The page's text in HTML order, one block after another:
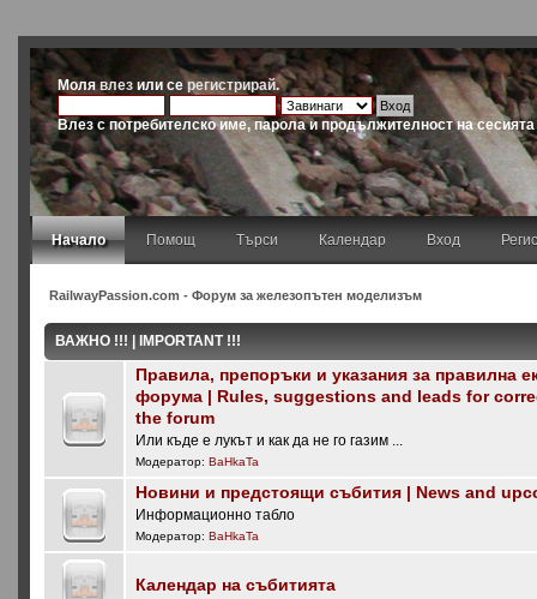
Молявлез или серегистрирай.
Влез с потребителско име, парола и продължителност на сесията
Начало Помощ Търси Календар Вход
RailwayPassion.com - Форум за железопътен моделизъм
ВАЖНО !!! | IMPORTANT !!!
Правила, препоръки и указания за правилна
форума | Rules, suggestions and leads for
the forum
Или къде е лукът и как да не го газим ...
Модератор:BaHkaTa
Новини и предстоящи събития | News and
Информационно табло
Модератор:BaHkaTa
Календар на събитията